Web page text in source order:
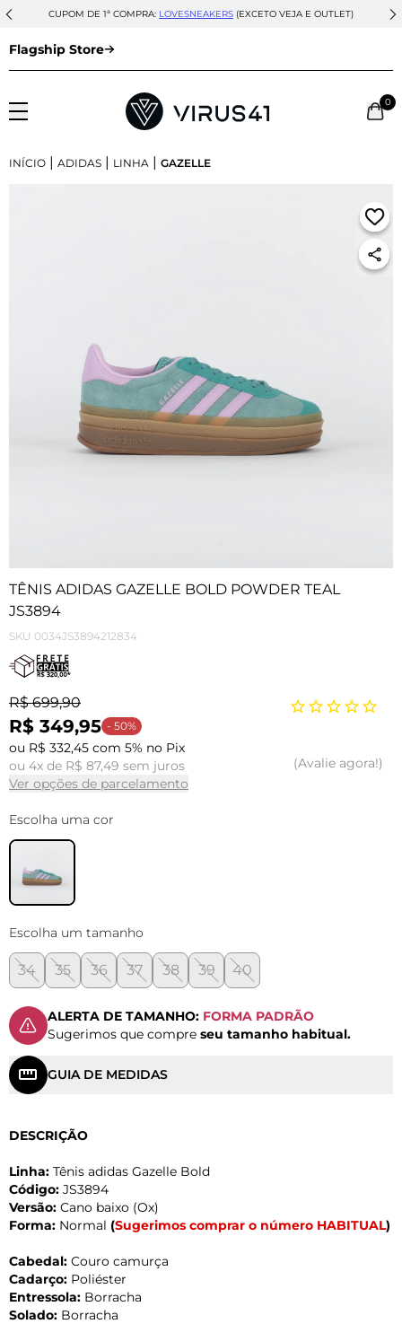
CUPOM DE 1ª COMPRA: LOVESNEAKERS (EXCETO VEJA E OUTLET)
Flagship Store
0
INÍCIO | ADIDAS | LINHA | GAZELLE
TÊNIS ADIDAS GAZELLE BOLD POWDER TEAL
JS3894
SKU 0034JS3894212834
R$ 699,90
R$ 349,95 - 50%
ou R$ 332,45 com 5% no Pix
ou 4x de R$ 87,49 sem juros
Ver opções de parcelamento
Avalie agora!
Escolha uma cor
Escolha um tamanho
34 35 36 37 38 39 40
ALERTA DE TAMANHO: FORMA PADRÃO
Sugerimos que compre seu tamanho habitual.
GUIA DE MEDIDAS
DESCRIÇÃO
Linha: Tênis adidas Gazelle Bold
Código: JS3894
Versão: Cano baixo (Ox)
Forma: Normal (Sugerimos comprar o número HABITUAL)
Cabedal: Couro camurça
Cadarço: Poliéster
Entressola: Borracha
Solado: Borracha